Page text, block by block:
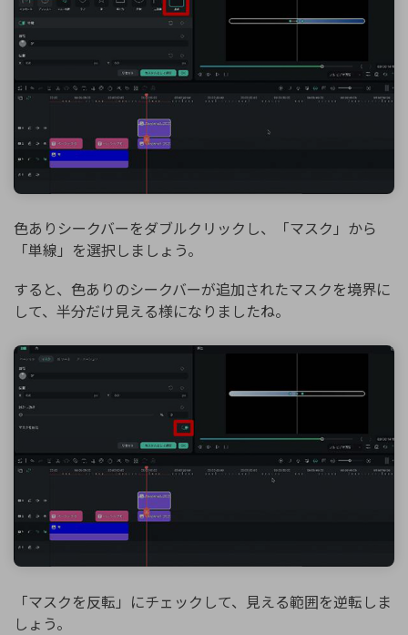
色ありシークバーをダブルクリックし、「マスク」から
「単線」を選択しましょう。
すると、色ありのシークバーが追加されたマスクを境界に
して、半分だけ見える様になりましたね。
「マスクを反転」にチェックして、見える範囲を逆転しま
しょう。